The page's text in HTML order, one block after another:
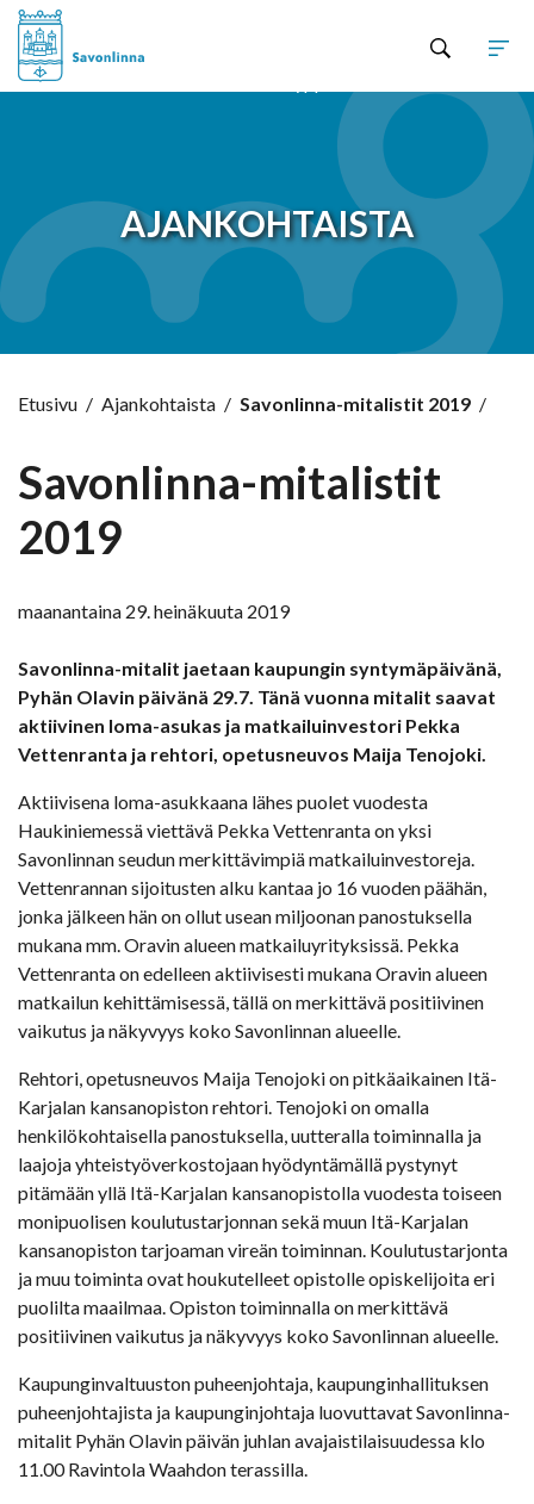
AJANKOHTAISTA
Etusivu / Ajankohtaista / Savonlinna-mitalistit 2019 /
Savonlinna-mitalistit
2019
maanantaina 29. heinäkuuta 2019
Savonlinna-mitalit jaetaan kaupungin syntymäpäivänä,
Pyhän Olavin päivänä 29.7. Tänä vuonna mitalit saavat
aktiivinen loma-asukas ja matkailuinvestori Pekka
Vettenranta ja rehtori, opetusneuvos Maija Tenojoki.
Aktiivisena loma-asukkaana lähes puolet vuodesta
Haukiniemessä viettävä Pekka Vettenranta on yksi
Savonlinnan seudun merkittävimpiä matkailuinvestoreja.
Vettenrannan sijoitusten alku kantaa jo 16 vuoden päähän,
jonka jälkeen hän on ollut usean miljoonan panostuksella
mukana mm. Oravin alueen matkailuyrityksissä. Pekka
Vettenranta on edelleen aktiivisesti mukana Oravin alueen
matkailun kehittämisessä, tällä on merkittävä positiivinen
vaikutus ja näkyvyys koko Savonlinnan alueelle.
Rehtori, opetusneuvos Maija Tenojoki on pitkäaikainen Itä-
Karjalan kansanopiston rehtori. Tenojoki on omalla
henkilökohtaisella panostuksella, uutteralla toiminnalla ja
laajoja yhteistyöverkostojaan hyödyntämällä pystynyt
pitämään yllä Itä-Karjalan kansanopistolla vuodesta toiseen
monipuolisen koulutustarjonnan sekä muun Itä-Karjalan
kansanopiston tarjoaman vireän toiminnan. Koulutustarjonta
ja muu toiminta ovat houkutelleet opistolle opiskelijoita eri
puolilta maailmaa. Opiston toiminnalla on merkittävä
positiivinen vaikutus ja näkyvyys koko Savonlinnan alueelle.
Kaupunginvaltuuston puheenjohtaja, kaupunginhallituksen
puheenjohtajista ja kaupunginjohtaja luovuttavat Savonlinna-
mitalit Pyhän Olavin päivän juhlan avajaistilaisuudessa klo
11.00 Ravintola Waahdon terassilla.